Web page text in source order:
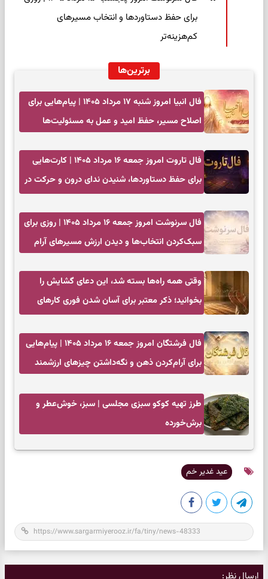
برای حفظ دستاوردها و انتخاب مسیرهای
کم‌هزینه‌تر
برترین‌ها
فال انبیا امروز شنبه ۱۷ مرداد ۱۴۰۵ | پیام‌هایی برای
اصلاح مسیر، حفظ امید و عمل به مسئولیت‌ها
فال تاروت امروز جمعه ۱۶ مرداد ۱۴۰۵ | کارت‌هایی
برای حفظ دستاوردها، شنیدن ندای درون و حرکت در
فال سرنوشت امروز جمعه ۱۶ مرداد ۱۴۰۵ | روزی برای
سبک‌کردن انتخاب‌ها و دیدن ارزش مسیرهای آرام
وقتی همه راه‌ها بسته شد، این دعای گشایش را
بخوانید؛ ذکر معتبر برای آسان شدن فوری کارهای
فال فرشتگان امروز جمعه ۱۶ مرداد ۱۴۰۵ | پیام‌هایی
برای آرام‌کردن ذهن و نگه‌داشتن چیزهای ارزشمند
طرز تهیه کوکو سبزی مجلسی | سبز، خوش‌عطر و
برش‌خورده
عید غدیر خم
ارسال نظر: